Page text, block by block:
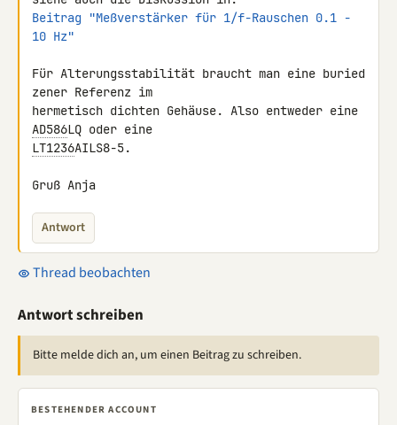
Beitrag "Meßverstärker für 1/f-Rauschen 0.1 -
10 Hz"
Für Alterungsstabilität braucht man eine buried
zener Referenz im
AD586
LT1236AILS8-5.
Gruß Anja
Antwort
Thread beobachten
Antwort schreiben
Bitte melde dich an, um einen Beitrag zu schreiben.
BESTEHENDER ACCOUNT